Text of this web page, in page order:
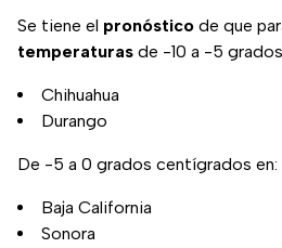
Se tiene el pronóstico de que
temperaturas de -10 a -5
Chihuahua
Durango
De -5 a 0 grados centígrados en:
Baja California
Sonora